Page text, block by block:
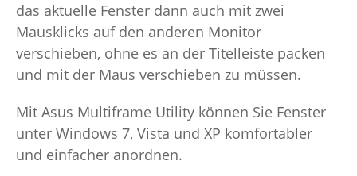
das aktuelle Fenster dann auch mit zwei
Mausklicks auf den anderen Monitor
verschieben, ohne es an der Titelleiste packen
und mit der Maus verschieben zu müssen.
Mit Asus Multiframe Utility können Sie Fenster
unter Windows 7, Vista und XP komfortabler
und einfacher anordnen.